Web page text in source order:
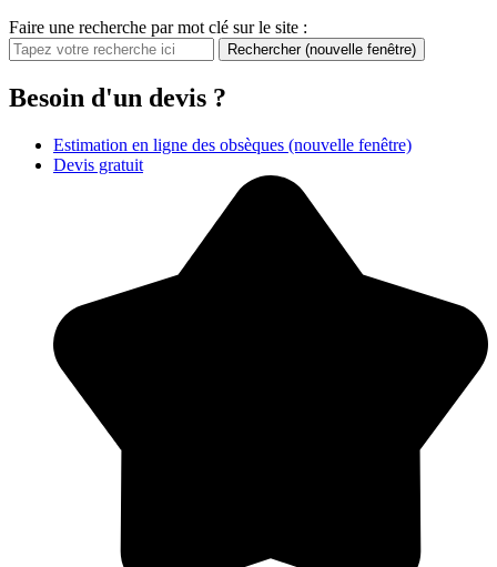
Faire une recherche par mot clé sur le site :
Rechercher (nouvelle fenêtre)
Besoin d'un devis ?
Estimation en ligne des obsèques (nouvelle fenêtre)
Devis gratuit